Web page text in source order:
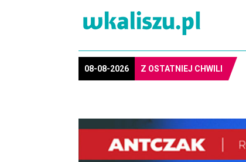
08-08-2026 Z OSTATNIEJ CHWILI